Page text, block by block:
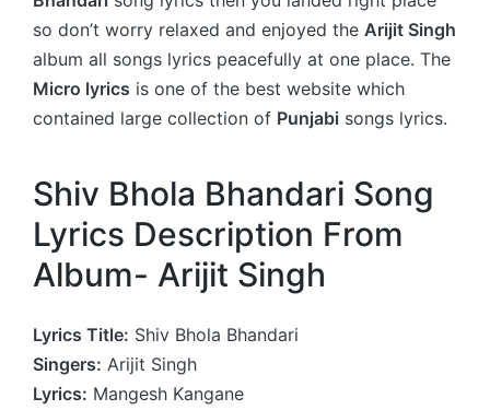
so don’t worry relaxed and enjoyed the Arijit Singh
album all songs lyrics peacefully at one place. The
Micro lyrics is one of the best website which
contained large collection of Punjabi songs lyrics.
Shiv Bhola Bhandari Song
Lyrics Description From
Album- Arijit Singh
Lyrics Title: Shiv Bhola Bhandari
Singers: Arijit Singh
Lyrics: Mangesh Kangane